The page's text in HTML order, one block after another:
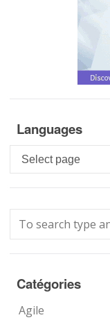
Languages
Languages
Catégories
Agile